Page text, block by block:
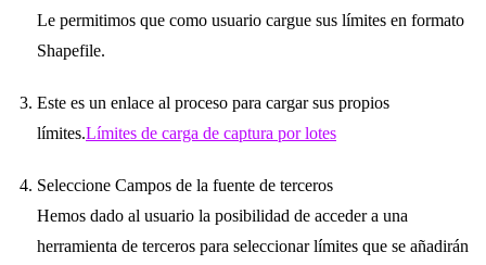
Le permitimos que como usuario cargue sus límites en formato
Shapefile.
Este es un enlace al proceso para cargar sus propios
límites.Límites de carga de captura por lotes
Seleccione Campos de la fuente de terceros
Hemos dado al usuario la posibilidad de acceder a una
herramienta de terceros para seleccionar límites que se añadirán